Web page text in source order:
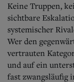
Keine Truppen,
sichtbare
systemischer
Wer den
vertrauten
und auf ein
fast zwangsläufig